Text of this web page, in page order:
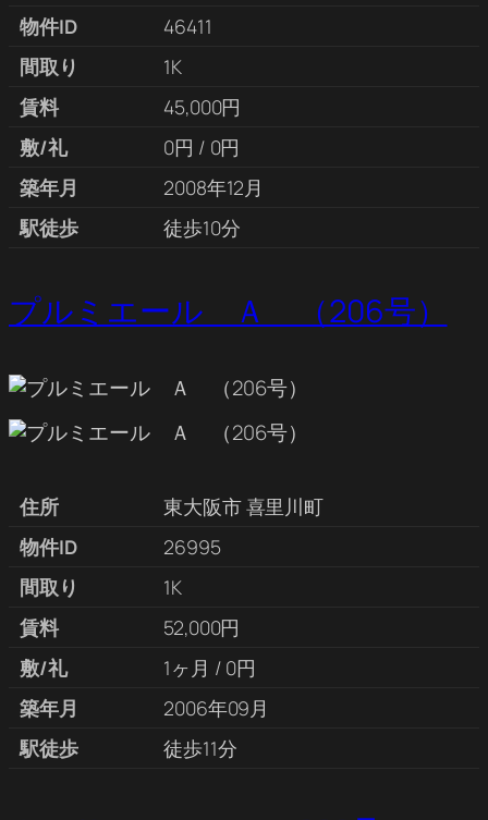
物件ID
46411
間取り
1K
賃料
45,000円
敷/礼
0円 / 0円
築年月
2008年12月
駅徒歩
徒歩10分
プルミエール Ａ （206号）
住所
東大阪市 喜里川町
物件ID
26995
間取り
1K
賃料
52,000円
敷/礼
1ヶ月 / 0円
築年月
2006年09月
駅徒歩
徒歩11分